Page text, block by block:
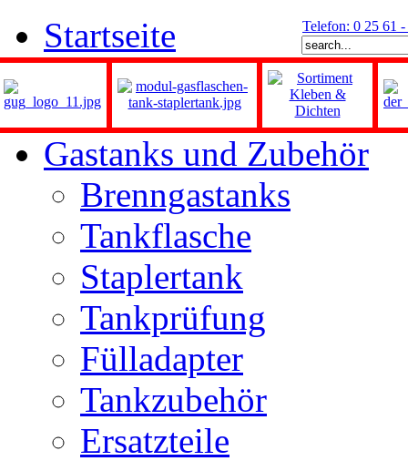
Telefon: 0 25 61
Startseite
Gastanks und Zubehör
Brenngastanks
Tankflasche
Staplertank
Tankprüfung
Fülladapter
Tankzubehör
Ersatzteile